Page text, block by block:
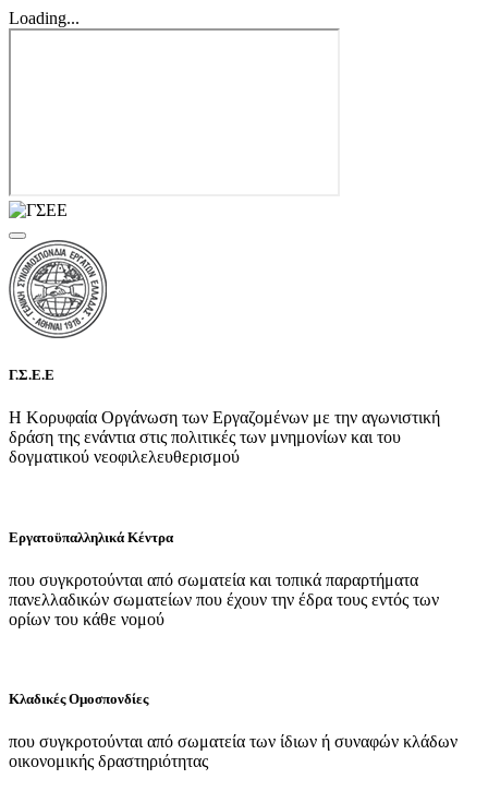
Loading...
Γ.Σ.Ε.Ε
Η Κορυφαία Οργάνωση των Εργαζομένων με την αγωνιστική
δράση της ενάντια στις πολιτικές των μνημονίων και του
δογματικού νεοφιλελευθερισμού
Εργατοϋπαλληλικά Κέντρα
που συγκροτούνται από σωματεία και τοπικά παραρτήματα
πανελλαδικών σωματείων που έχουν την έδρα τους εντός των
ορίων του κάθε νομού
Κλαδικές Ομοσπονδίες
που συγκροτούνται από σωματεία των ίδιων ή συναφών κλάδων
οικονομικής δραστηριότητας